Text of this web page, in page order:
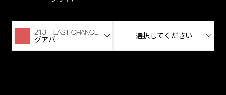
213 LAST CHANCE
グアバ 選択してください